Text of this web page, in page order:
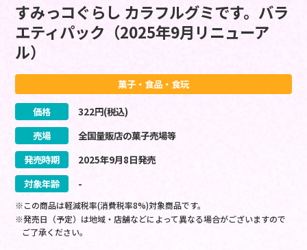
すみっコぐらし カラフルグミです。バラ
エティパック（2025年9月リニューア
ル）
菓子・食品・食玩
価格 322円(税込)
売場
全国量販店の菓子売場等
発売時期
2025年9月8日発売
対象年齢
-
※この商品は軽減税率(消費税率8%)対象商品です。
※発売日（予定）は地域・店舗などによって異なる場合がございますので
ご了承ください。